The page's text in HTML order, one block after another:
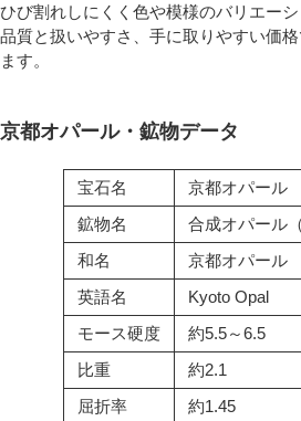
ひび割れしにくく色や模様のバリエー
品質と扱いやすさ、手に取りやすい価
ます。
京都オパール・鉱物データ
宝石名
京都オパール
鉱物名
合成オパール
和名
京都オパール
英語名
Kyoto Opal
モース硬度
約5.5～6.5
比重
約2.1
屈折率
約1.45